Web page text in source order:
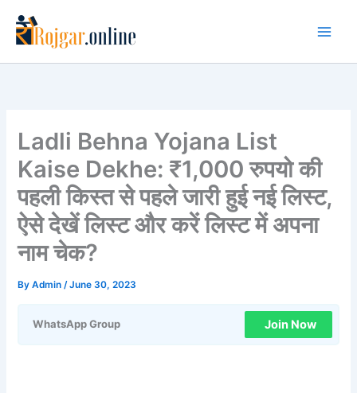
content
Ladli Behna Yojana List
Kaise Dekhe: ₹1,000 रुपयो की
पहली किस्त से पहले जारी हुई नई लिस्ट,
ऐसे देखें लिस्ट और करें लिस्ट में अपना
नाम चेक?
ByAdmin/June 30, 2023
WhatsApp Group Join Now